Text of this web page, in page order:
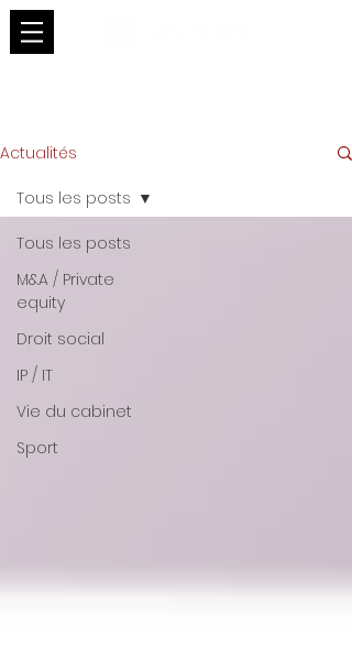
Actualités
Tous les posts
M&A / Private
equity
Droit social
IP / IT
Vie du cabinet
Sport
Tous les posts